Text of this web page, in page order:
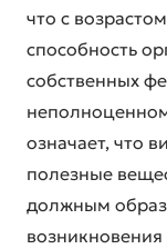
что с
способность
собственных
означает, что
полезные
должным